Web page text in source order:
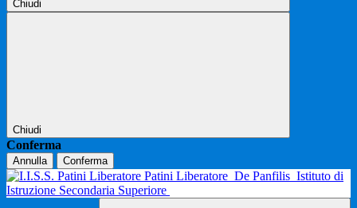
Chiudi
Chiudi
Conferma
Annulla Conferma
Patini Liberatore De Panfilis Istituto di
Istruzione Secondaria Superiore